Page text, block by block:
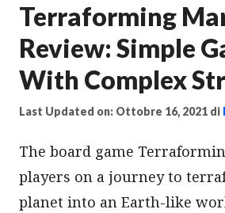
Terraforming
Review: Simple
With Complex
Last Updated on: Ottobre 16, 2021 di
The board game
players on a journey to
planet into an Earth-like